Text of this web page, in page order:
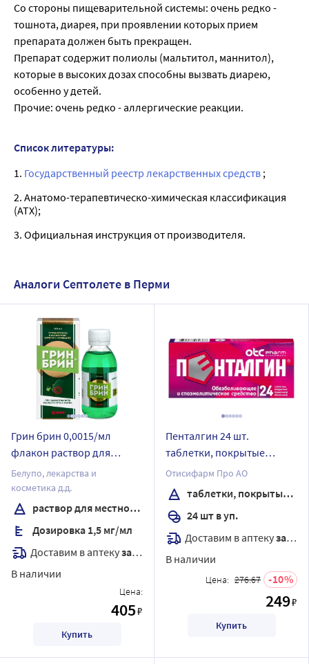
Со стороны пищеварительной системы: очень редко -
тошнота, диарея, при проявлении которых прием
препарата должен быть прекращен.
Препарат содержит полиолы (мальтитол, маннитол),
которые в высоких дозах способны вызвать диарею,
особенно у детей.
Прочие: очень редко - аллергические реакции.
Список литературы:
1. Государственный реестр лекарственных средств ;
2. Анатомо-терапевтическо-химическая классификация
(ATX);
3. Официальная инструкция от производителя.
Аналоги Септолете в Перми
Грин брин 0,0015/мл
флакон раствор для
местного применения 120
мл
Белупо, лекарства и
косметика д.д.
раствор для местного применения
Дозировка 1,5 мг/мл
Доставим в аптекузавтра
В наличии
Цена:
405₽
Купить
Пенталгин 24 шт.
таблетки, покрытые
пленочной оболочкой
Отисифарм Про АО
таблетки, покрытые пленочной оболочкой
24 шт в уп.
Доставим в аптекузавтра
В наличии
Цена: 276.67 10
249₽
Купить